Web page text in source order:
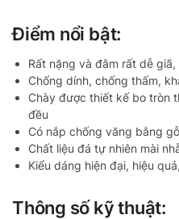
Điểm nổi bật:
Rất nặng và đằm rất dễ
Chống dính, chống thấm,
Chày được thiết kế bo tròn
đều
Có nắp chống văng bằng
Chất liệu đá tự nhiên mài
Kiểu dáng hiện đại, hiệu
Thông số kỹ thuật: